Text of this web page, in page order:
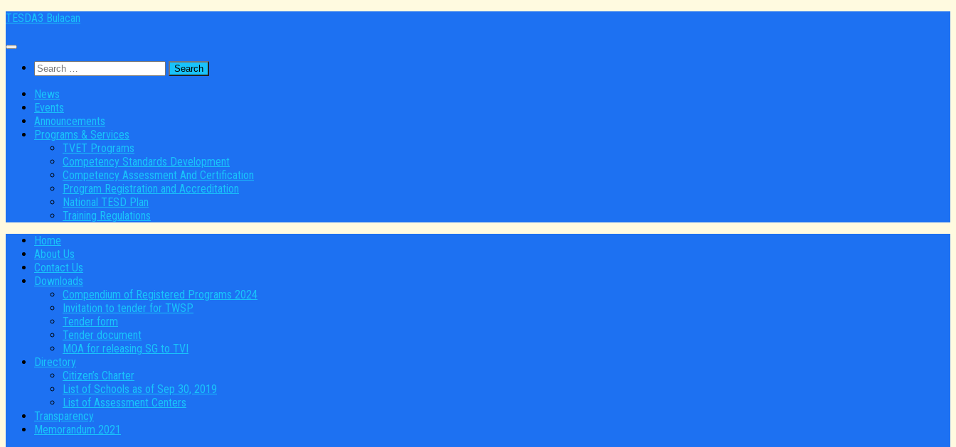
Skip
content
TESDA3 Bulacan
Search
for:
News
Events
Announcements
Programs & Services
TVET Programs
Competency Standards Development
Competency Assessment And Certification
Program Registration and Accreditation
National TESD Plan
Training Regulations
Home
About Us
Contact Us
Downloads
Compendium of Registered Programs 2024
Invitation to tender for TWSP
Tender form
Tender document
MOA for releasing SG to TVI
Directory
Citizen’s Charter
List of Schools as of Sep 30, 2019
List of Assessment Centers
Transparency
Memorandum 2021